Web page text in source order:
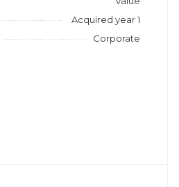
Acquired year 1
Corporate